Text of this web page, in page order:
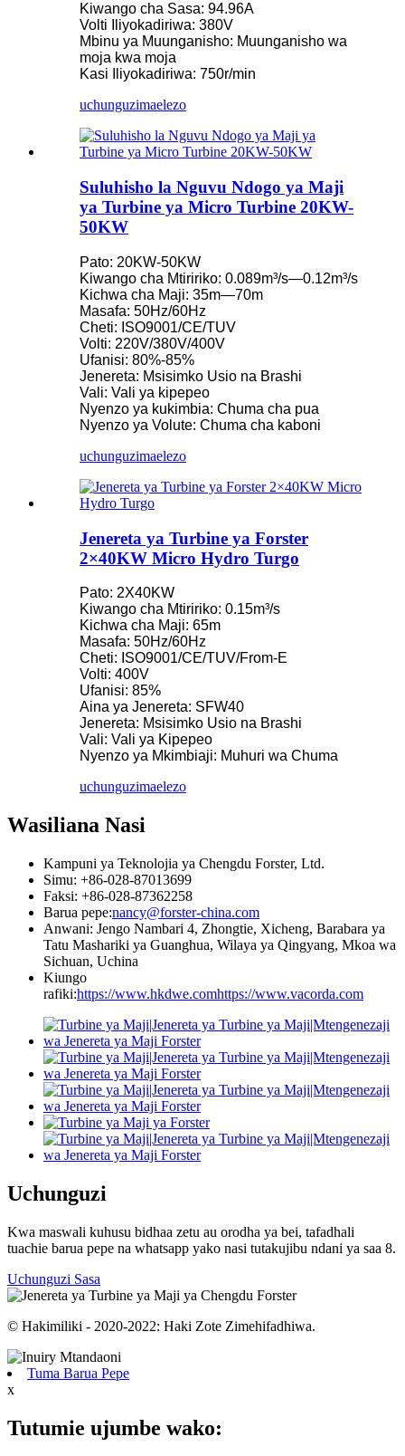
Kiwango cha Sasa: ​​94.96A
Volti Iliyokadiriwa: 380V
Mbinu ya Muunganisho: Muunganisho wa
moja kwa moja
Kasi Iliyokadiriwa: 750r/min
uchunguzimaelezo
Suluhisho la Nguvu Ndogo ya Maji
ya Turbine ya Micro Turbine 20KW-
50KW
Pato: 20KW-50KW
Kiwango cha Mtiririko: 0.089m³/s—0.12m³/s
Kichwa cha Maji: 35m—70m
Masafa: 50Hz/60Hz
Cheti: ISO9001/CE/TUV
Volti: 220V/380V/400V
Ufanisi: 80%-85%
Jenereta: Msisimko Usio na Brashi
Vali: Vali ya kipepeo
Nyenzo ya kukimbia: Chuma cha pua
Nyenzo ya Volute: Chuma cha kaboni
uchunguzimaelezo
Jenereta ya Turbine ya Forster
2×40KW Micro Hydro Turgo
Pato: 2X40KW
Kiwango cha Mtiririko: 0.15m³/s
Kichwa cha Maji: 65m
Masafa: 50Hz/60Hz
Cheti: ISO9001/CE/TUV/From-E
Volti: 400V
Ufanisi: 85%
Aina ya Jenereta: SFW40
Jenereta: Msisimko Usio na Brashi
Vali: Vali ya Kipepeo
Nyenzo ya Mkimbiaji: Muhuri wa Chuma
uchunguzimaelezo
Wasiliana Nasi
Kampuni ya Teknolojia ya Chengdu Forster, Ltd.
Simu: +86-028-87013699
Faksi: +86-028-87362258
Barua pepe:nancy@forster-china.com
Anwani: Jengo Nambari 4, Zhongtie, Xicheng, Barabara ya
Tatu Mashariki ya Guanghua, Wilaya ya Qingyang, Mkoa wa
Sichuan, Uchina
Kiungo
rafiki:https://www.hkdwe.comhttps://www.vacorda.com
Uchunguzi
Kwa maswali kuhusu bidhaa zetu au orodha ya bei, tafadhali
tuachie barua pepe na whatsapp yako nasi tutakujibu ndani ya saa 8.
Uchunguzi Sasa
© Hakimiliki - 2020-2022: Haki Zote Zimehifadhiwa.
Tuma Barua Pepe
x
Tutumie ujumbe wako: